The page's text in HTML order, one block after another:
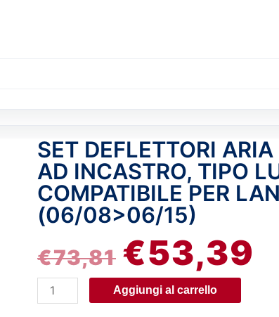
SET DEFLETTORI
AD INCASTRO, TIPO
COMPATIBILE PER
(06/08>06/15)
€73,81
IL
PREZZO
ORIGINALE
ERA:
€73,81.
€53,39
IL
Set
deflettori
aria
anteriori
ad
tipo
lungo
Aggiungi al carrello